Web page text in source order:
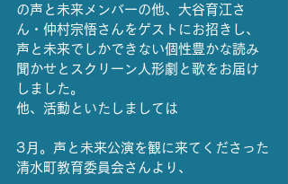
の声と未来メンバーの他、大谷育江さ
ん・仲村宗悟さんをゲストにお招きし、
声と未来でしかできない個性豊かな読み
聞かせとスクリーン人形劇と歌をお届け
しました。
他、活動といたしましては
3月。声と未来公演を観に来てくださった
清水町教育委員会さんより、